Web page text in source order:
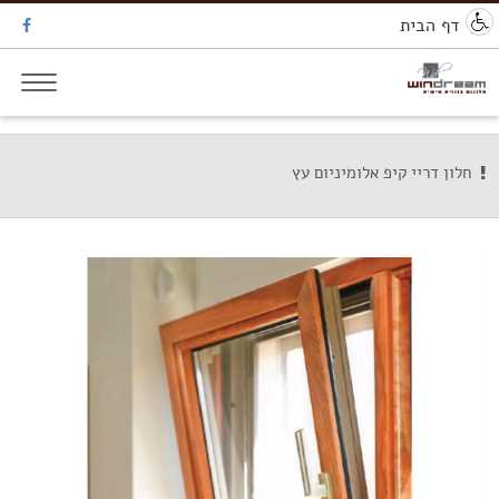
דף הבית
חלון דריי קיפ אלומיניום עץ